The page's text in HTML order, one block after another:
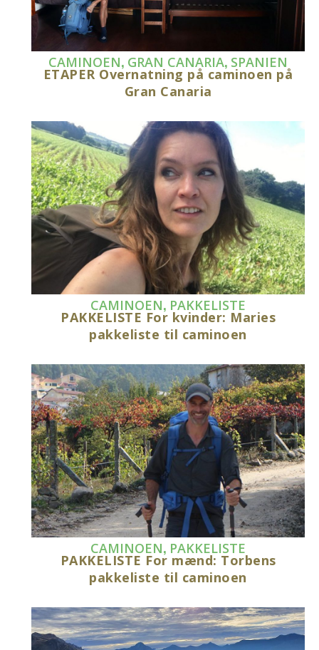
CAMINOEN, GRAN CANARIA, SPANIEN
ETAPER Overnatning på caminoen på
Gran Canaria
CAMINOEN, PAKKELISTE
PAKKELISTE For kvinder: Maries
pakkeliste til caminoen
CAMINOEN, PAKKELISTE
PAKKELISTE For mænd: Torbens
pakkeliste til caminoen